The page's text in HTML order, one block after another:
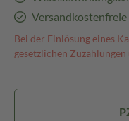
Bei der Einlösung eines
gesetzlichen